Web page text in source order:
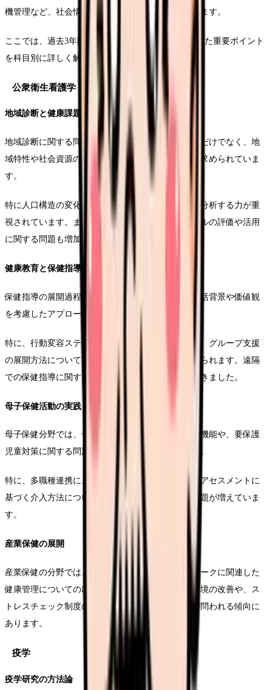
機管理など、社会情勢を反映した問題が増加しています。
ここでは、過去3年間の出題分析と2025年試験に向けた重要ポイント
を科目別に詳しく解説していきます。
公衆衛生看護学
地域診断と健康課題の抽出
地域診断に関する問題は、単なる統計データの解釈だけでなく、地
域特性や社会資源の活用まで含めた総合的な判断が求められていま
す。
特に人口構造の変化や地域の健康指標を関連付けて分析する力が重
視されています。また、地域のソーシャルキャピタルの評価や活用
に関する問題も増加傾向にあります。
健康教育と保健指導
保健指導の展開過程に関する問題では、対象者の生活背景や価値観
を考慮したアプローチ方法が問われています。
特に、行動変容ステージ理論を活用した個別支援や、グループ支援
の展開方法について、実践的な場面での判断が求められます。遠隔
での保健指導に関する出題も見られるようになってきました。
母子保健活動の実践
母子保健分野では、子育て世代包括支援センターの機能や、要保護
児童対策に関する問題が重点的に出題されています。
特に、多職種連携による支援体制の構築や、リスクアセスメントに
基づく介入方法について、具体的な事例を用いた問題が増えていま
す。
産業保健の展開
産業保健の分野では、メンタルヘルス対策やテレワークに関連した
健康管理についての出題が増加しています。職場環境の改善や、ス
トレスチェック制度の運用に関する実務的な知識が問われる傾向に
あります。
疫学
疫学研究の方法論